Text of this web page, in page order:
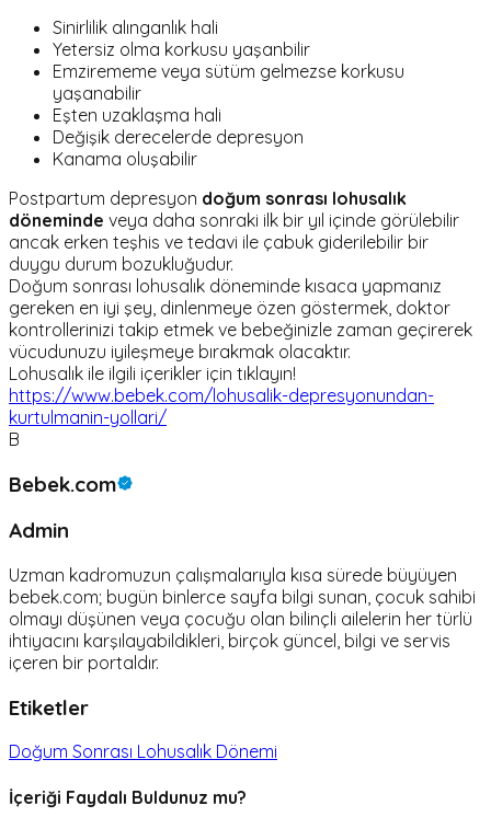
Sinirlilik alınganlık hali
Yetersiz olma korkusu yaşanbilir
Emzirememe veya sütüm gelmezse korkusu
yaşanabilir
Eşten uzaklaşma hali
Değişik derecelerde depresyon
Kanama oluşabilir
Postpartum depresyon doğum sonrası lohusalık
döneminde veya daha sonraki ilk bir yıl içinde görülebilir
ancak erken teşhis ve tedavi ile çabuk giderilebilir bir
duygu durum bozukluğudur.
Doğum sonrası lohusalık döneminde kısaca yapmanız
gereken en iyi şey, dinlenmeye özen göstermek, doktor
kontrollerinizi takip etmek ve bebeğinizle zaman geçirerek
vücudunuzu iyileşmeye bırakmak olacaktır.
Lohusalık ile ilgili içerikler için tıklayın!
https://www.bebek.com/lohusalik-depresyonundan-
kurtulmanin-yollari/
B
Bebek.com
Admin
Uzman kadromuzun çalışmalarıyla kısa sürede büyüyen
bebek.com; bugün binlerce sayfa bilgi sunan, çocuk sahibi
olmayı düşünen veya çocuğu olan bilinçli ailelerin her türlü
ihtiyacını karşılayabildikleri, birçok güncel, bilgi ve servis
içeren bir portaldır.
Etiketler
Doğum Sonrası Lohusalık Dönemi
İçeriği Faydalı Buldunuz mu?